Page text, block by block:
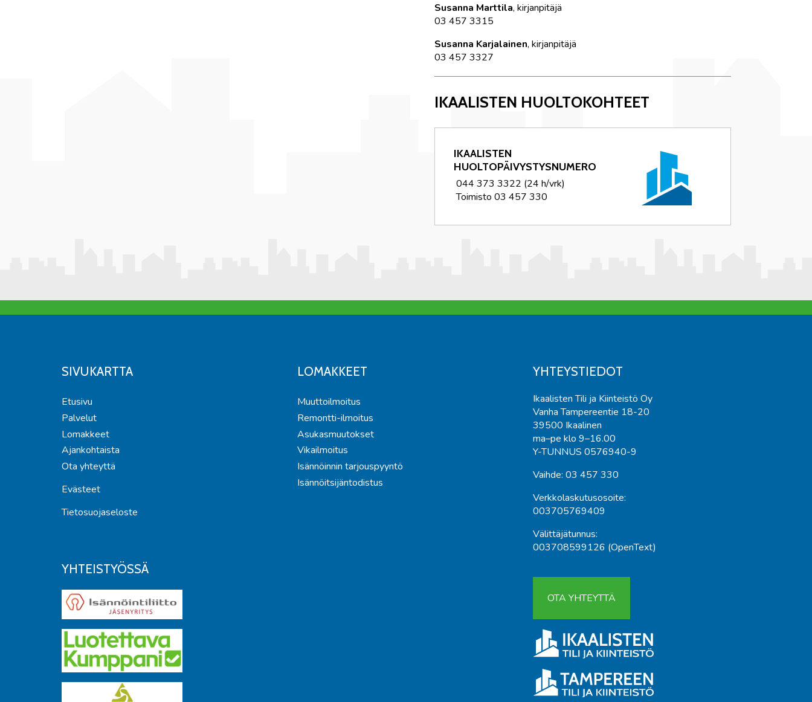
Susanna Marttila, kirjanpitäjä
03 457 3315
Susanna Karjalainen, kirjanpitäjä
03 457 3327
IKAALISTEN HUOLTOKOHTEET
IKAALISTEN
HUOLTOPÄIVYSTYSNUMERO
044 373 3322 (24 h/vrk)
Toimisto 03 457 330
SIVUKARTTA
Etusivu
Palvelut
Lomakkeet
Ajankohtaista
Ota yhteyttä
Evästeet
Tietosuojaseloste
YHTEISTYÖSSÄ
LOMAKKEET
Muuttoilmoitus
Remontti-ilmoitus
Asukasmuutokset
Vikailmoitus
Isännöinnin tarjouspyyntö
Isännöitsijäntodistus
YHTEYSTIEDOT
Ikaalisten Tili ja Kiinteistö Oy
Vanha Tampereentie 18-20
39500 Ikaalinen
ma–pe klo 9–16.00
Y-TUNNUS 0576940-9
Vaihde: 03 457 330
Verkkolaskutusosoite:
003705769409
Välittäjätunnus:
003708599126 (OpenText)
OTA YHTEYTTÄ